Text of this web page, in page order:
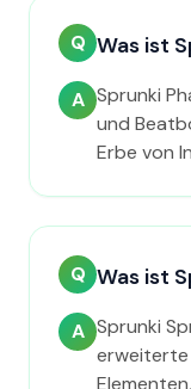
Q Was ist
A Sprunki
und
Erbe von
Q Was ist
A Sprunki